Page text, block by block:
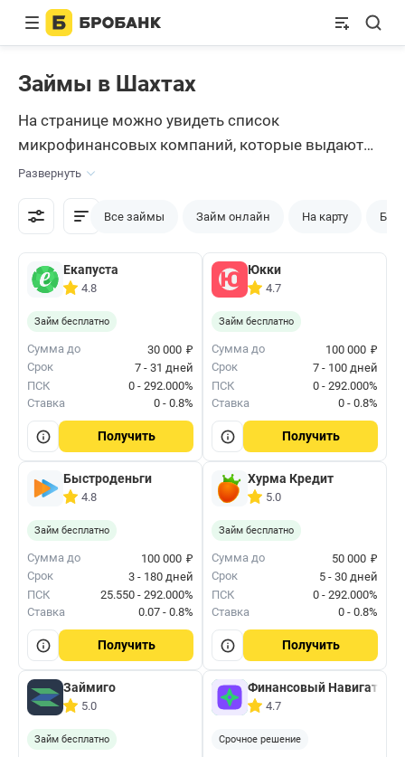
Займы в Шахтах
На странице можно увидеть список
микрофинансовых компаний, которые выдают
займы в Шахтах. Получить деньги можно
дистанционно уже через 15 минут. Изучите
программы, сравните условия и подайте заявку
Развернуть
Все займы Займ онлайн На карту Без
Екапуста
4.8
Займ бесплатно
Сумма до 30 000 ₽
Срок
7 - 31 дней
ПСК
0 - 292.000%
Ставка
0 - 0.8%
Получить
Юкки
4.7
Займ бесплатно
Сумма до 100 000 ₽
Срок
7 - 100 дней
ПСК
0 - 292.000%
Ставка
0 - 0.8%
Получить
Быстроденьги
4.8
Займ бесплатно
Сумма до 100 000 ₽
Срок
3 - 180 дней
ПСК
25.550 - 292.000%
Ставка
0.07 - 0.8%
Получить
Хурма Кредит
5.0
Займ бесплатно
Сумма до 50 000 ₽
Срок
5 - 30 дней
ПСК
0 - 292.000%
Ставка
0 - 0.8%
Получить
Займиго
5.0
Займ бесплатно
Финансовый Навигатор
4.7
Срочное решение